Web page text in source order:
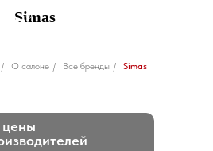
Simas
/ О салоне / Все бренды / Simas